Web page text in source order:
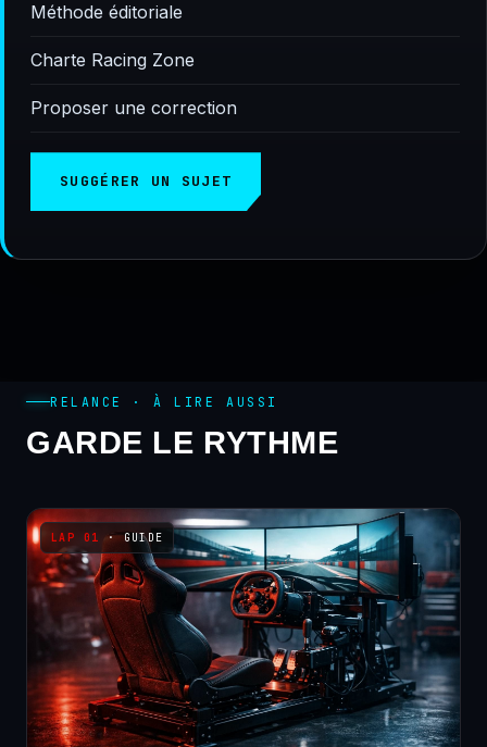
Méthode éditoriale
Charte Racing Zone
Proposer une correction
SUGGÉRER UN SUJET
RELANCE · À LIRE AUSSI
GARDE LE RYTHME
· GUIDE